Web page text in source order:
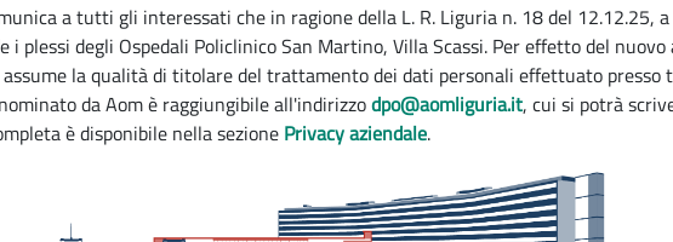
a tutti gli interessati che in ragione della L. R. Liguria n. 18 del 12.12.25,
plessi degli Ospedali Policlinico San Martino, Villa Scassi. Per effetto del
assume la qualità di titolare del trattamento dei dati personali effettuato presso
da Aom è raggiungibile all'indirizzodpo@aomliguria.it, cui si potrà
è disponibile nella sezione Privacy aziendale.